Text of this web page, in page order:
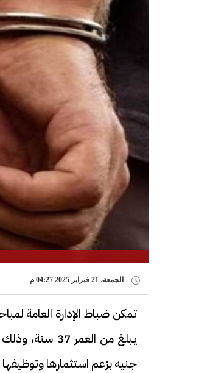
الجمعة، 21 فبراير 2025 04:27 م
تمكن ضباط الإدارة العامة
جنيه بزعم استثمارها